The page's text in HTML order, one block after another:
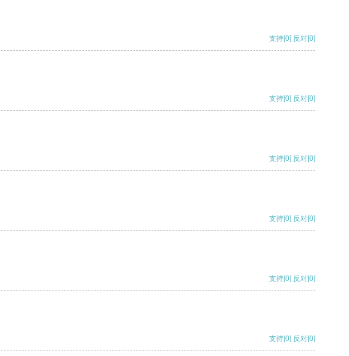
支持[0] 反对[0]
支持[0] 反对[0]
支持[0] 反对[0]
支持[0] 反对[0]
支持[0] 反对[0]
支持[0] 反对[0]